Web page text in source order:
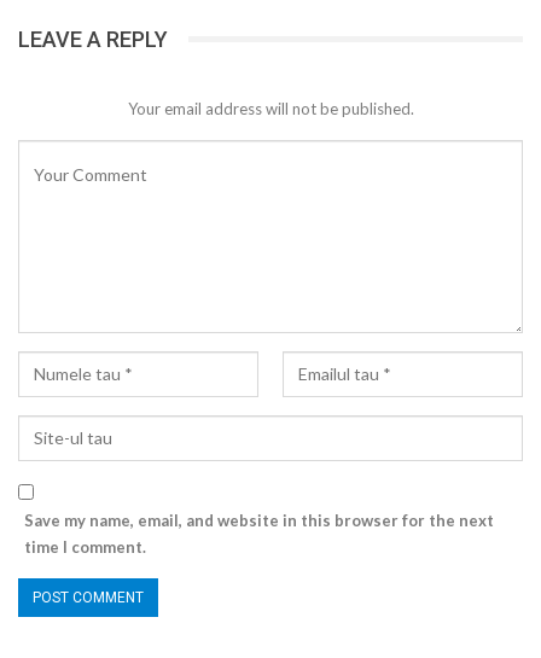
LEAVE A REPLY
Your email address will not be published.
Save my name, email, and website in this browser for the next
time I comment.